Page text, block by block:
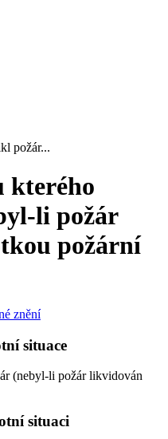
požár...
kterého
li požár
požární
znění
situace
(nebyl-li požár likvidován
situaci